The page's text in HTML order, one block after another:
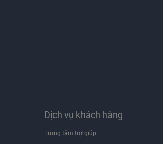
Dịch vụ khách hàng
Trung tâm trợ giúp